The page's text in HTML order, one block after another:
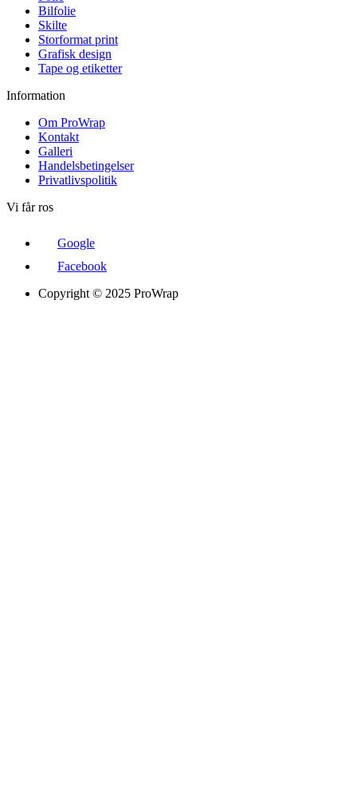
Bilfolie
Skilte
Storformat print
Grafisk design
Tape og etiketter
Information
Om ProWrap
Kontakt
Galleri
Handelsbetingelser
Privatlivspolitik
Vi får ros
Google
Facebook
Copyright © 2025 ProWrap